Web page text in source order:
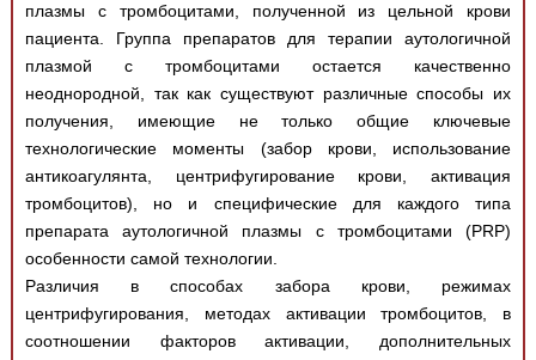
плазмы с тромбоцитами, полученной из цельной крови
пациента. Группа препаратов для терапии аутологичной
плазмой с тромбоцитами остается качественно
неоднородной, так как существуют различные способы их
получения, имеющие не только общие ключевые
технологические моменты (забор крови, использование
антикоагулянта, центрифугирование крови, активация
тромбоцитов), но и специфические для каждого типа
препарата аутологичной плазмы с тромбоцитами (PRP)
особенности самой технологии.
Различия в способах забора крови, режимах
центрифугирования, методах активации тромбоцитов, в
соотношении факторов активации, дополнительных